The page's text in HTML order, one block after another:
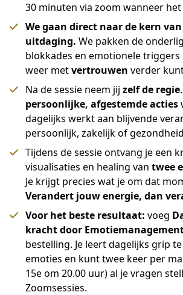
30 minuten via zoom wanneer
We gaan direct naar de kern
uitdaging. We pakken de
blokkades en emotionele triggers
weer metvertrouwen verder
Na de sessie neem jij zelf de regie
persoonlijke, afgestemde acties
dagelijks werkt aan blijvende
persoonlijk, zakelijk of
Tijdens de sessie ontvang je een
visualisaties en healing van twee
Je krijgt precies wat je om dat
Verandert jouw energie, dan
Voor het beste resultaat: voeg
kracht door
bestelling. Je leert dagelijks grip
emoties en kunt twee keer per
15e om 20.00 uur) al je vragen
Zoomsessies.